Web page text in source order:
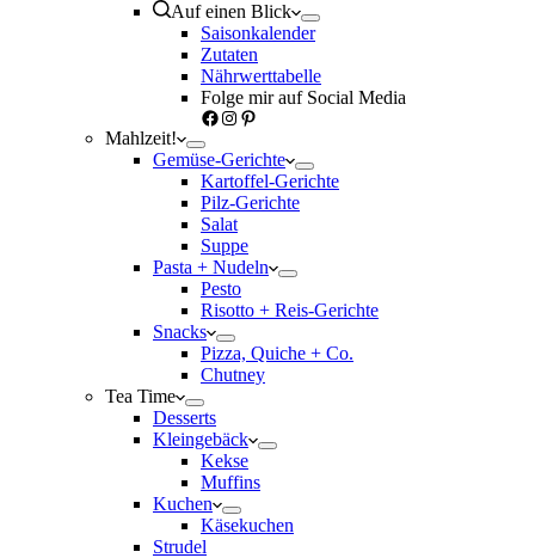
Auf einen Blick
Saisonkalender
Zutaten
Nährwerttabelle
Folge mir auf Social Media
Facebook
Instagram
Pinterest
Mahlzeit!
Gemüse-Gerichte
Kartoffel-Gerichte
Pilz-Gerichte
Salat
Suppe
Pasta + Nudeln
Pesto
Risotto + Reis-Gerichte
Snacks
Pizza, Quiche + Co.
Chutney
Tea Time
Desserts
Kleingebäck
Kekse
Muffins
Kuchen
Käsekuchen
Strudel